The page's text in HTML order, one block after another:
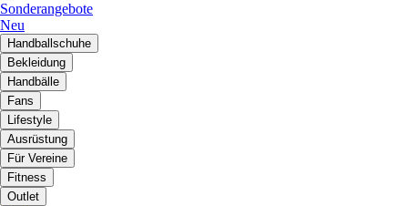
Sonderangebote
Neu
Handballschuhe
Bekleidung
Handbälle
Fans
Lifestyle
Ausrüstung
Für Vereine
Fitness
Outlet